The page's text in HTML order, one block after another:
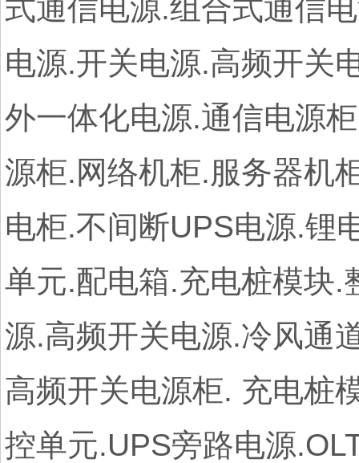
式通信电源.组合式通信
电源.开关电源.高频开关
外一体化电源.通信电源
源柜.网络机柜.服务器机
电柜.不间断UPS电源.锂
单元.配电箱.充电桩模块.
源.高频开关电源.冷风通
高频开关电源柜. 充电桩
控单元.UPS旁路电源